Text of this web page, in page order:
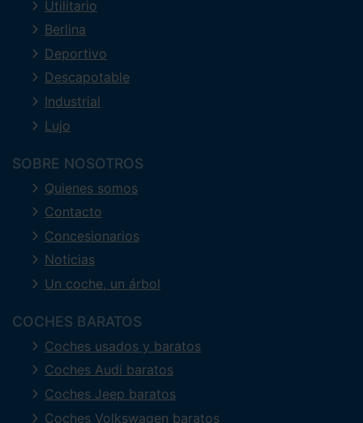
Utilitario
Berlina
Deportivo
Descapotable
Industrial
Lujo
SOBRE NOSOTROS
Quienes somos
Contacto
Concesionarios
Noticias
Un coche, un árbol
COCHES BARATOS
Coches usados y baratos
Coches Audi baratos
Coches Jeep baratos
Coches Volkswagen baratos